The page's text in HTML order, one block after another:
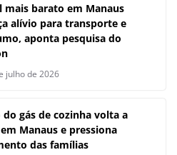
mais barato em Manaus
alívio para transporte e
aponta pesquisa do
julho de 2026
do gás de cozinha volta a
Manaus e pressiona
das famílias